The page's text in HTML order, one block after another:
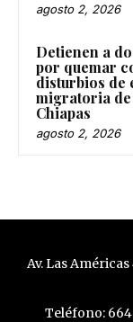
agosto 2, 2026
Detienen a
por quemar
disturbios de
migratoria de
Chiapas
agosto 2, 2026
Av. Las Américas
Teléfono: 664